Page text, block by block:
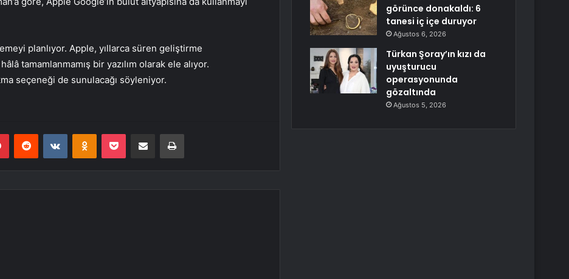
planlıyor. Apple, yıllarca süren geliştirme
tamamlanmamış bir yazılım olarak ele alıyor.
seçeneği de sunulacağı söyleniyor.
PinterestReddit VKontakteOdnoklassniki
Pocket E-Posta ile paylaş Yazdır
görünce donakaldı: 6
tanesi iç içe duruyor
Ağustos 6, 2026
Türkan Şoray’ın kızı da
uyuşturucu
operasyonunda
gözaltında
Ağustos 5, 2026